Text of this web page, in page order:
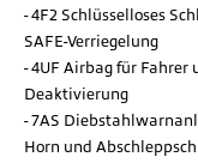
4F2 Schlüsselloses
SAFE-Verriegelung
4UF Airbag für Fahrer
Deaktivierung
7AS
Horn und